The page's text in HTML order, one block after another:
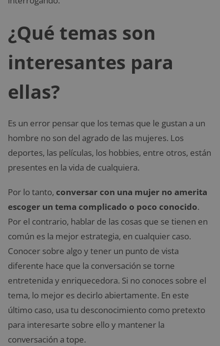
¿Qué temas son
interesantes para
ellas?
Es un error pensar que los temas que le gustan a un
hombre no son del agrado de las mujeres. Los
deportes, las películas, los hobbies, entre otros, están
presentes en la vida de cualquiera.
Por lo tanto, conversar con una mujer no amerita
escoger un tema complicado o poco conocido.
Por el contrario, hablar de las cosas que se tienen en
común es la mejor estrategia, en cualquier caso.
Conocer sobre algo y tener un punto de vista
diferente hace que la conversación se torne
entretenida y enriquecedora. Si no conoces sobre el
tema, lo mejor es decirlo abiertamente. En este
último caso, usa tu desconocimiento como pretexto
para interesarte sobre ello y mantener la
conversación a tope.